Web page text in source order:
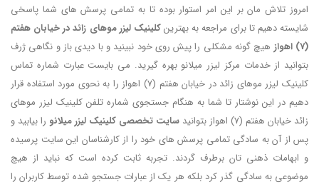
امروز تلاش مان بر این امر استوار بوده تا به تمامی پرسش های شما پاسخی
شایسته دهیم تا برای مراجعه به بهترینکلینیک لیزر موهای زائد در خیابان هفتم
(7) اهواز
هیچ گونه مشکلی را پیش روی خود نبینید و با دیدی باز و نگاهی ژرف
بتوانید از خدمات مرکز لیزر میلانو بهره گیرید. می بایست عبارت شماره تماس
کلینیک لیزر موهای زائد در خیابان هفتم (7) اهواز را به نحوی مورد استفاده قرار
دهیم در این نوشتار تا شما به هنگام جستجوی شماره تلفن کلینیک لیزر موهای
زائد خیابان هفتم (7) اهواز بتوانید
سایت تخصصی کلینیک لیزر میلانو را بیابید و
پس از آن به سادگی تمامی پرسش های خود را از کارشناسان این سایت پرسیده
و ابهامات ذهنی تان برطرف گردند. تجربه ثابت کرده است که نباید از هیچ
موضوعی به سادگی گذر کرد بلکه هر یک از عبارات جستجو شده توسط کاربران را